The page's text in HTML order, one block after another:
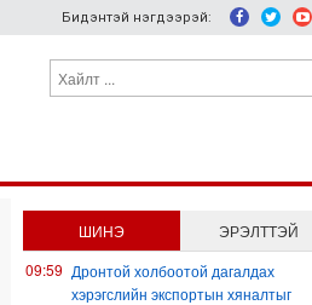
Бидэнтэй нэгдээрэй:
ШИНЭ
ЭРЭЛТТЭЙ
09:59 Дронтой холбоотой дагалдах
хэрэгслийн экспортын хяналтыг